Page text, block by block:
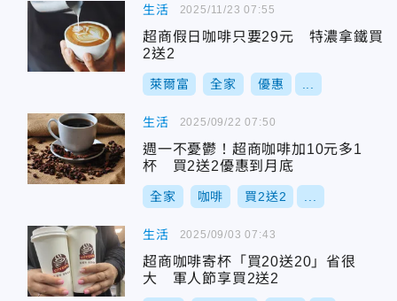
生活
超商假日咖啡只要29元 特濃拿鐵買
2送2
萊爾富 全家 優惠
2025/11/23 07:55
生活
週一不憂鬱！超商咖啡加10元多1
杯 買2送2優惠到月底
全家 咖啡 買2送2
2025/09/22 07:50
生活
超商咖啡寄杯「買20送20」省很
大 軍人節享買2送2
2025/09/03 07:43